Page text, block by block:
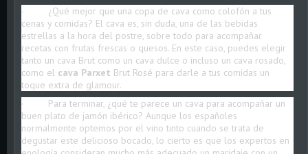
· ¿Qué mejor que una copa de cava como colofón a tus
cenas y comidas? El cava es, sin duda, una de las bebidas
estrellas a la hora del postre, sobre todo para acompañar
recetas con frutas frescas o quesos. En este caso, puedes elegir
tanto un cava Brut como un cava dulce o incluso un cava rosado,
como el cava Parxet Brut Rosé para darle a tus comidas un
toque extra de glamour.
· Para terminar, ¿qué te parece un cava para acompañar un
buen plato de jamón ibérico? Aunque los españoles
normalmente optemos por el vino tinto cuando se trata de
degustar este delicioso bocado, lo cierto es que los expertos en